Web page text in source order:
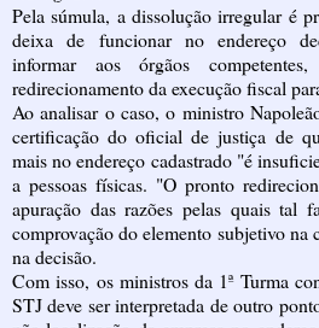
Pela súmula, a dissolução irregular é
deixa de funcionar no endereço
informar aos órgãos
redirecionamento da execução fiscal
Ao analisar o caso, o ministro
certificação do oficial de justiça de
mais no endereço cadastrado "é
a pessoas físicas. "O pronto
apuração das razões pelas quais tal
comprovação do elemento subjetivo
na decisão.
Com isso, os ministros da 1ª Turma
STJ deve ser interpretada de outro